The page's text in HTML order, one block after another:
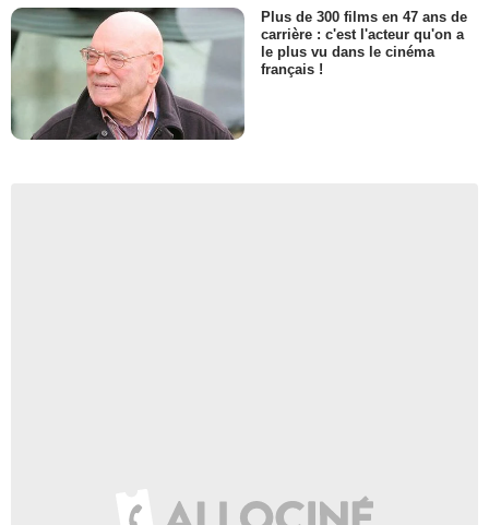
Plus de 300 films en 47 ans de
carrière : c'est l'acteur qu'on a
le plus vu dans le cinéma
français !